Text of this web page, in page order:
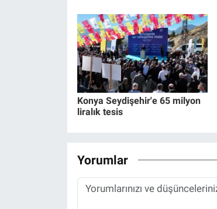
Konya Seydişehir'e 65 milyon
liralık tesis
Yorumlar